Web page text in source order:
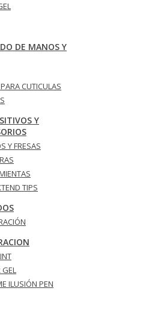
DE MANOS Y
CUTICULAS
Y
Y FRESAS
TIPS
GEL
ILUSIÓN PEN